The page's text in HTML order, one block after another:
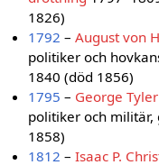
1826)
1792 –August von
politiker och
1840 (död 1856)
1795 – George
politiker och
1858)
1812 –Isaac P.